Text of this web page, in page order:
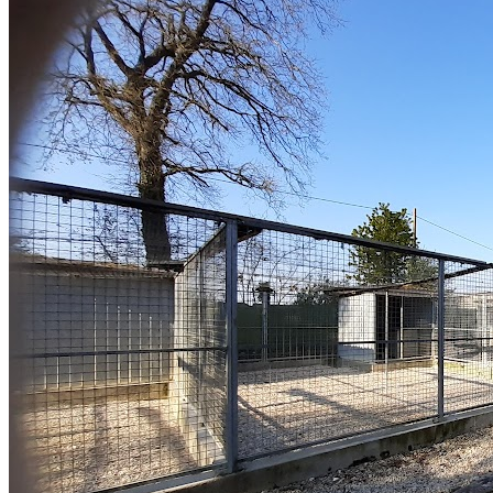
propose un service attentionné pour votre compagnon.
Découvrez ses prestations et contactez-le directement
depuis sa fiche. La récré o'poil est un professionnel du
service canin situé à Roullet-Saint-Estèphe. Noté 4.9/5
⭐⭐⭐⭐⭐ sur Google Maps avec 15 avis.